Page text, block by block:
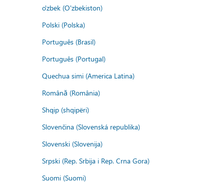
o'zbek (O'zbekiston)
Polski (Polska)
Português (Brasil)
Português (Portugal)
Quechua simi (America Latina)
Română (România)
Shqip (shqipëri)
Slovenčina (Slovenská republika)
Slovenski (Slovenija)
Srpski (Rep. Srbija i Rep. Crna Gora)
Suomi (Suomi)